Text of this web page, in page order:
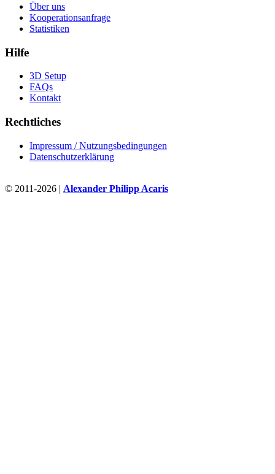
Über uns
Kooperationsanfrage
Statistiken
Hilfe
3D Setup
FAQs
Kontakt
Rechtliches
Impressum / Nutzungsbedingungen
Datenschutzerklärung
© 2011-2026 | Alexander Philipp Acaris